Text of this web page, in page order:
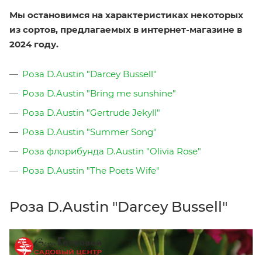
Мы остановимся на характеристиках некоторых
из сортов, предлагаемых в интернет-магазине в
2024 году.
Роза D.Austin "Darcey Bussell"
Роза D.Austin "Bring me sunshine"
Роза D.Austin "Gertrude Jekyll"
Роза D.Austin "Summer Song"
Роза флорибунда D.Austin "Olivia Rose"
Роза D.Austin "The Poets Wife"
Роза D.Austin "Darcey Bussell"